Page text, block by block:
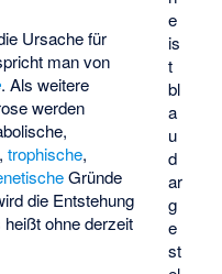
e
is
t
bl
a
u
d
ar
g
e
st
Ursache für
man von
. Als weitere
werden
trophische,
Gründe
die Entstehung
heißt ohne derzeit